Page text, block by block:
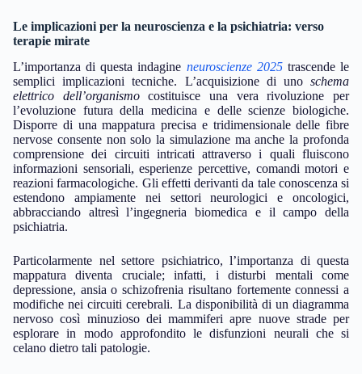
Le implicazioni per la neuroscienza e la psichiatria: verso
terapie mirate
L’importanza di questa indagine neuroscienze 2025trascende le
semplici implicazioni tecniche. L’acquisizione di uno schema
elettrico dell’organismocostituisce una vera rivoluzione per
l’evoluzione futura della medicina e delle scienze biologiche.
Disporre di una mappatura precisa e tridimensionale delle fibre
nervose consente non solo la simulazione ma anche la profonda
comprensione dei circuiti intricati attraverso i quali fluiscono
informazioni sensoriali, esperienze percettive, comandi motori e
reazioni farmacologiche. Gli effetti derivanti da tale conoscenza si
estendono ampiamente nei settori neurologici e oncologici,
abbracciando altresì l’ingegneria biomedica e il campo della
psichiatria.
Particolarmente nel settore psichiatrico, l’importanza di questa
mappatura diventa cruciale; infatti, i disturbi mentali come
depressione, ansia o schizofrenia risultano fortemente connessi a
modifiche nei circuiti cerebrali. La disponibilità di un diagramma
nervoso così minuzioso dei mammiferi apre nuove strade per
esplorare in modo approfondito le disfunzioni neurali che si
celano dietro tali patologie.